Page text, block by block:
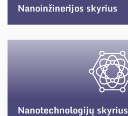
Nanoinžinerijos skyrius
Nanotechnologijų skyrius